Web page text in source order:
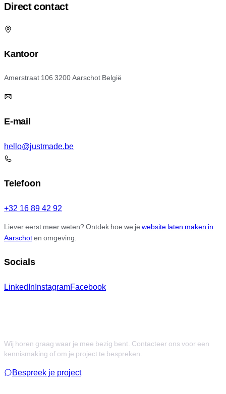
Direct contact
Kantoor
Amerstraat 106 3200 Aarschot België
E-mail
hello@justmade.be
Telefoon
+32 16 89 42 92
Liever eerst meer weten? Ontdek hoe we je website laten maken in
Aarschoten omgeving.
Socials
LinkedInInstagramFacebook
Wij horen graag waar je mee bezig bent. Contacteer ons voor een
kennismaking of om je project te bespreken.
Bespreek je project